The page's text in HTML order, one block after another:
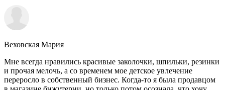
Веховская Мария
Мне всегда нравились красивые заколочки, шпильки, резинки
и прочая мелочь, а со временем мое детское увлечение
переросло в собственный бизнес. Когда-то я была продавцом